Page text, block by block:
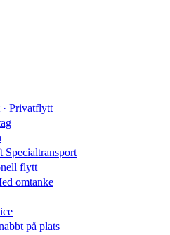
Privatflytt
Specialtransport
flytt
omtanke
på plats